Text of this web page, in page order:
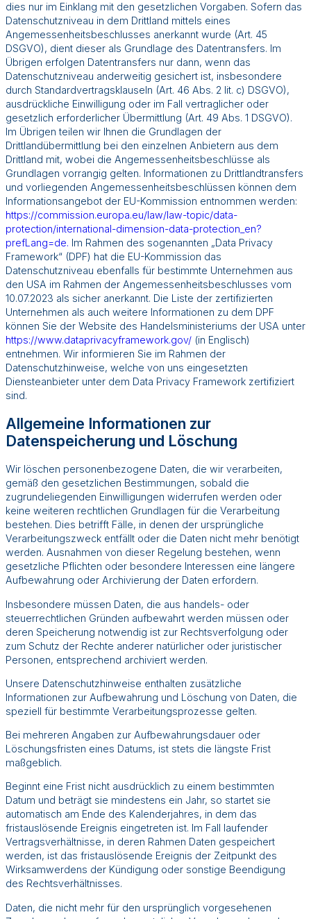
dies nur im Einklang mit den gesetzlichen Vorgaben. Sofern das
Datenschutzniveau in dem Drittland mittels eines
Angemessenheitsbeschlusses anerkannt wurde (Art. 45
DSGVO), dient dieser als Grundlage des Datentransfers. Im
Übrigen erfolgen Datentransfers nur dann, wenn das
Datenschutzniveau anderweitig gesichert ist, insbesondere
durch Standardvertragsklauseln (Art. 46 Abs. 2 lit. c) DSGVO),
ausdrückliche Einwilligung oder im Fall vertraglicher oder
gesetzlich erforderlicher Übermittlung (Art. 49 Abs. 1 DSGVO).
Im Übrigen teilen wir Ihnen die Grundlagen der
Drittlandübermittlung bei den einzelnen Anbietern aus dem
Drittland mit, wobei die Angemessenheitsbeschlüsse als
Grundlagen vorrangig gelten. Informationen zu Drittlandtransfers
und vorliegenden Angemessenheitsbeschlüssen können dem
Informationsangebot der EU-Kommission entnommen werden:
https://commission.europa.eu/law/law-topic/data-
protection/international-dimension-data-protection_en?
prefLang=de. Im Rahmen des sogenannten „Data Privacy
Framework“ (DPF) hat die EU-Kommission das
Datenschutzniveau ebenfalls für bestimmte Unternehmen aus
den USA im Rahmen der Angemessenheitsbeschlusses vom
10.07.2023 als sicher anerkannt. Die Liste der zertifizierten
Unternehmen als auch weitere Informationen zu dem DPF
können Sie der Website des Handelsministeriums der USA unter
https://www.dataprivacyframework.gov/ (in Englisch)
entnehmen. Wir informieren Sie im Rahmen der
Datenschutzhinweise, welche von uns eingesetzten
Diensteanbieter unter dem Data Privacy Framework zertifiziert
sind.
Allgemeine Informationen zur
Datenspeicherung und Löschung
Wir löschen personenbezogene Daten, die wir verarbeiten,
gemäß den gesetzlichen Bestimmungen, sobald die
zugrundeliegenden Einwilligungen widerrufen werden oder
keine weiteren rechtlichen Grundlagen für die Verarbeitung
bestehen. Dies betrifft Fälle, in denen der ursprüngliche
Verarbeitungszweck entfällt oder die Daten nicht mehr benötigt
werden. Ausnahmen von dieser Regelung bestehen, wenn
gesetzliche Pflichten oder besondere Interessen eine längere
Aufbewahrung oder Archivierung der Daten erfordern.
Insbesondere müssen Daten, die aus handels- oder
steuerrechtlichen Gründen aufbewahrt werden müssen oder
deren Speicherung notwendig ist zur Rechtsverfolgung oder
zum Schutz der Rechte anderer natürlicher oder juristischer
Personen, entsprechend archiviert werden.
Unsere Datenschutzhinweise enthalten zusätzliche
Informationen zur Aufbewahrung und Löschung von Daten, die
speziell für bestimmte Verarbeitungsprozesse gelten.
Bei mehreren Angaben zur Aufbewahrungsdauer oder
Löschungsfristen eines Datums, ist stets die längste Frist
maßgeblich.
Beginnt eine Frist nicht ausdrücklich zu einem bestimmten
Datum und beträgt sie mindestens ein Jahr, so startet sie
automatisch am Ende des Kalenderjahres, in dem das
fristauslösende Ereignis eingetreten ist. Im Fall laufender
Vertragsverhältnisse, in deren Rahmen Daten gespeichert
werden, ist das fristauslösende Ereignis der Zeitpunkt des
Wirksamwerdens der Kündigung oder sonstige Beendigung
des Rechtsverhältnisses.
Daten, die nicht mehr für den ursprünglich vorgesehenen